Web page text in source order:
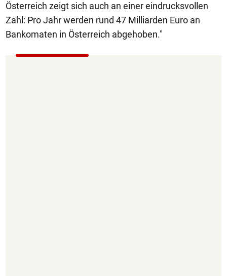
Österreich zeigt sich auch an einer eindrucksvollen
Zahl: Pro Jahr werden rund 47 Milliarden Euro an
Bankomaten in Österreich abgehoben."